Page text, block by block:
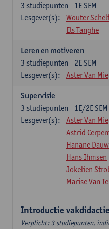
1E SEM
3 studiepunten
Lesgever(s):
Wouter
Els Tanghe
Leren en motiveren
2E SEM
3 studiepunten
Lesgever(s):
Aster Van
Supervisie
1E/2E SEM
3 studiepunten
Lesgever(s):
Aster Van
Astrid
Hanane
Hans Ihmsen
Jokelien
Marise Van
Introductie
Verplicht: 3 studiepunten,